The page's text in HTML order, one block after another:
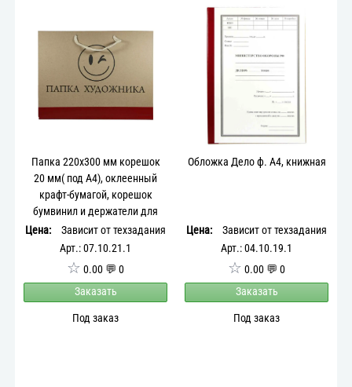
Папка 220х300 мм корешок
20 мм( под А4), оклеенный
крафт-бумагой, корешок
бумвинил и держатели для
листов из бумвинила, с
ручками-веревками
Цена:
Зависит от техзадания
Арт.: 07.10.21.1
☆ 0.00 💬 0
Заказать
Под заказ
Обложка Дело ф. А4, книжная
Цена:
Зависит от техзадания
Арт.: 04.10.19.1
☆ 0.00 💬 0
Заказать
Под заказ